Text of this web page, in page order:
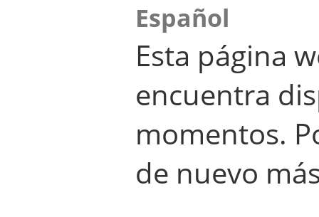
Español
Esta página
encuentra
momentos.
de nuevo